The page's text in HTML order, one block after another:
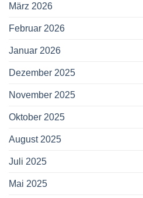
März 2026
Februar 2026
Januar 2026
Dezember 2025
November 2025
Oktober 2025
August 2025
Juli 2025
Mai 2025